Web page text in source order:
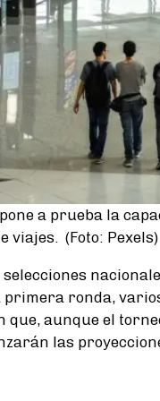
a prueba la
viajes. (Foto: Pexels)
selecciones
primera ronda,
que, aunque el
las